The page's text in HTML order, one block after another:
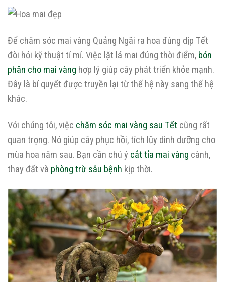
Để chăm sóc mai vàng Quảng Ngãi ra hoa đúng dịp Tết
đòi hỏi kỹ thuật tỉ mỉ. Việc lặt lá mai đúng thời điểm, bón
phân cho mai vàng hợp lý giúp cây phát triển khỏe mạnh.
Đây là bí quyết được truyền lại từ thế hệ này sang thế hệ
khác.
Với chúng tôi, việc chăm sóc mai vàng sau Tết cũng rất
quan trọng. Nó giúp cây phục hồi, tích lũy dinh dưỡng cho
mùa hoa năm sau. Bạn cần chú ý cắt tỉa mai vàng cành,
thay đất và phòng trừ sâu bệnh kịp thời.